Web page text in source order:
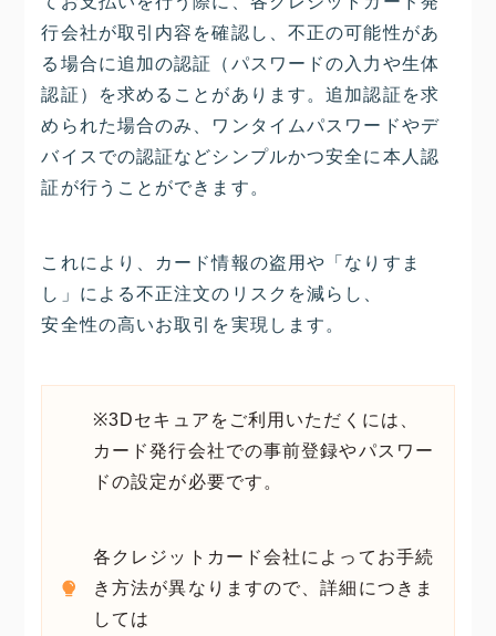
行会社が取引内容を確認し、不正の可能性があ
る場合に追加の認証（パスワードの入力や生体
認証）を求めることがあります。追加認証を求
められた場合のみ、ワンタイムパスワードやデ
バイスでの認証などシンプルかつ安全に本人認
証が行うことができます。
これにより、カード情報の盗用や「なりすま
し」による不正注文のリスクを減らし、
安全性の高いお取引を実現します。
※3Dセキュアをご利用いただくには、
カード発行会社での事前登録やパスワー
ドの設定が必要です。
各クレジットカード会社によってお手続
き方法が異なりますので、詳細につきま
しては